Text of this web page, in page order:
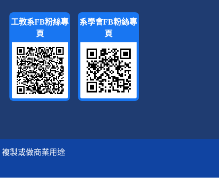
工教系FB粉絲專
頁
系學會FB粉絲專
頁
製或做商業用途